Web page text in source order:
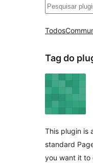
Pesquisar
Todos
Tag do
This plugin is
standard
you want it to